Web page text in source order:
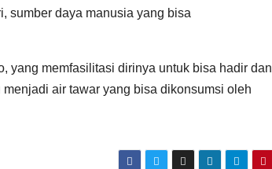
sumber daya manusia yang bisa
yang memfasilitasi dirinya untuk bisa hadir dan
air tawar yang bisa dikonsumsi oleh